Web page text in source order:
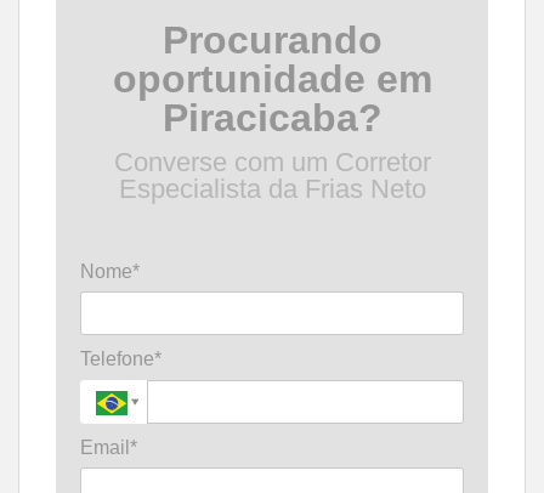
Procurando
oportunidade em
Piracicaba?
Converse com um Corretor
Especialista da Frias Neto
Nome*
Telefone*
Email*